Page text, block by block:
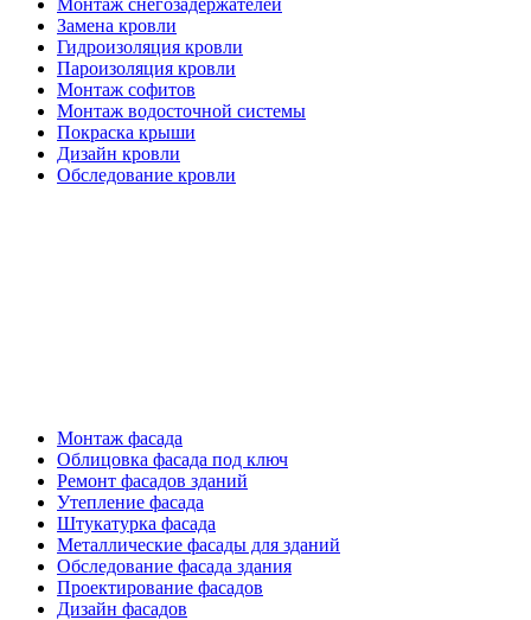
Монтаж снегозадержателей
Замена кровли
Гидроизоляция кровли
Пароизоляция кровли
Монтаж софитов
Монтаж водосточной системы
Покраска крыши
Дизайн кровли
Обследование кровли
Монтаж фасада
Облицовка фасада под ключ
Ремонт фасадов зданий
Утепление фасада
Штукатурка фасада
Металлические фасады для зданий
Обследование фасада здания
Проектирование фасадов
Дизайн фасадов